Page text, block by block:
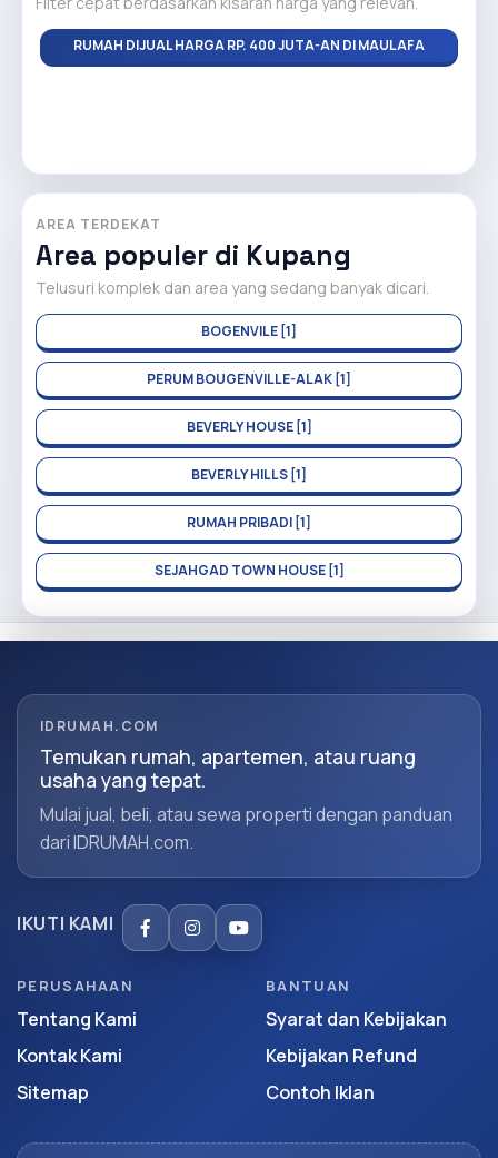
RUMAH DIJUAL HARGA RP. 400 JUTA-AN DI MAULAFA
AREA TERDEKAT
Area populer di Kupang
Telusuri komplek dan area yang sedang banyak dicari.
BOGENVILE [1]
PERUM BOUGENVILLE-ALAK [1]
BEVERLY HOUSE [1]
BEVERLY HILLS [1]
RUMAH PRIBADI [1]
SEJAHGAD TOWN HOUSE [1]
IDRUMAH.COM
Temukan rumah, apartemen, atau ruang
usaha yang tepat.
Mulai jual, beli, atau sewa properti dengan panduan
dari IDRUMAH.com.
IKUTI KAMI
PERUSAHAAN
Tentang Kami
Kontak Kami
Sitemap
BANTUAN
Syarat dan Kebijakan
Kebijakan Refund
Contoh Iklan